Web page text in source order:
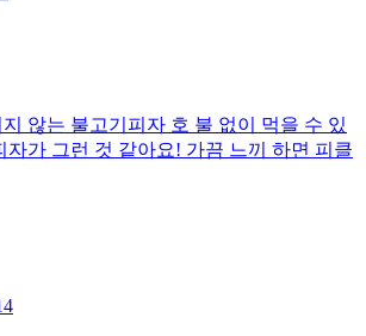
않는 불고기피자 호 불 없이 먹을 수 있
자가 그런 것 같아요! 가끔 느끼 하면 피클